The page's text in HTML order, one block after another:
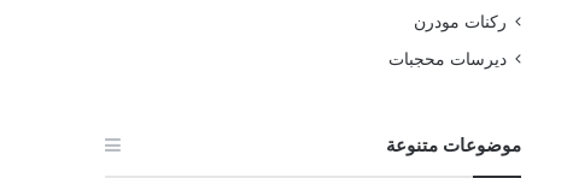
ركنات مودرن
ديرسات محجبات
موضوعات متنوعة